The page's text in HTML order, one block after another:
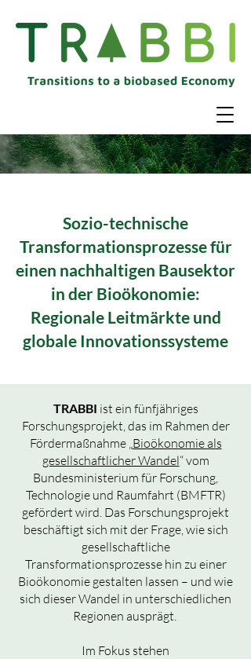
Sozio-technische
Transformationsprozesse für
einen nachhaltigen Bausektor
in der Bioökonomie:
Regionale Leitmärkte und
globale Innovationssysteme
TRABBI ist ein fünfjähriges
Forschungsprojekt, das im Rahmen der
Fördermaßnahme „Bioökonomie als
gesellschaftlicher Wandel“ vom
Bundesministerium für ­Forschung,
Technologie und Raumfahrt (BMFTR)
gefördert wird. Das Forschungsprojekt
beschäftigt sich mit der Frage, wie sich
gesellschaftliche
Transformationsprozesse hin zu einer
Bioökonomie gestalten lassen – und wie
sich dieser Wandel in unterschiedlichen
Regionen ausprägt.
Im Fokus stehen